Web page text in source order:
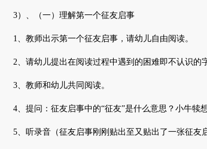
3）、（一）理解第一个征友启事
1、教师出示第一个征友启事，请幼儿自由阅读。
2、请幼儿提出在阅读过程中遇到的困难即不认识的字
3、教师和幼儿共同阅读。
4、提问：征友启事中的“征友”是什么意思？小牛犊
5、听录音（征友启事刚刚贴出至又贴出了一张征友启